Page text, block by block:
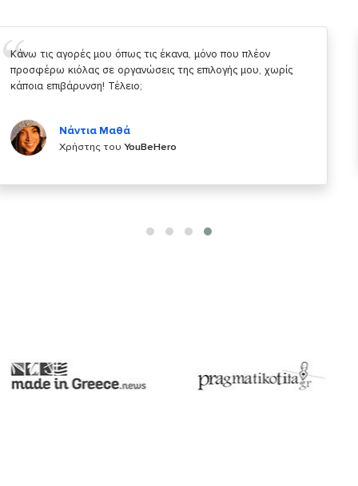
Σας ευχαριστώ που μας δίνετε την δυνατότητα να κάνουμε
κάτι!
Χρήστης του